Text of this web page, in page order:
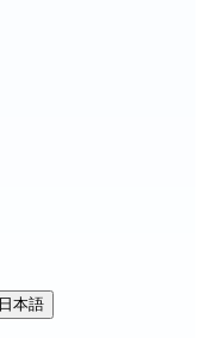
日本語